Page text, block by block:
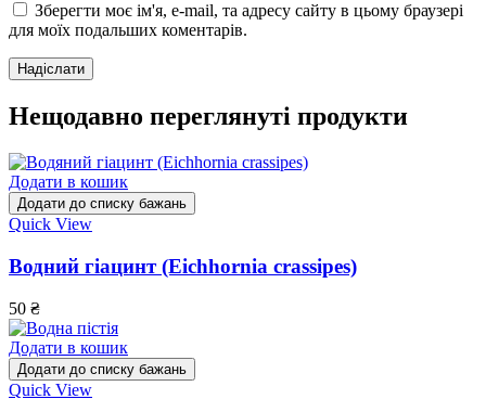
Зберегти моє ім'я, e-mail, та адресу сайту в цьому браузері
для моїх подальших коментарів.
Нещодавно переглянуті продукти
Додати в кошик
Додати до списку бажань
Quick View
Водний гіацинт (Eichhornia crassipes)
50 ₴
Додати в кошик
Додати до списку бажань
Quick View